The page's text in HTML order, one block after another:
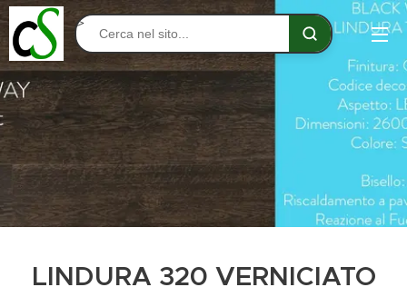
>
LINDURA 320 VERNICIATO